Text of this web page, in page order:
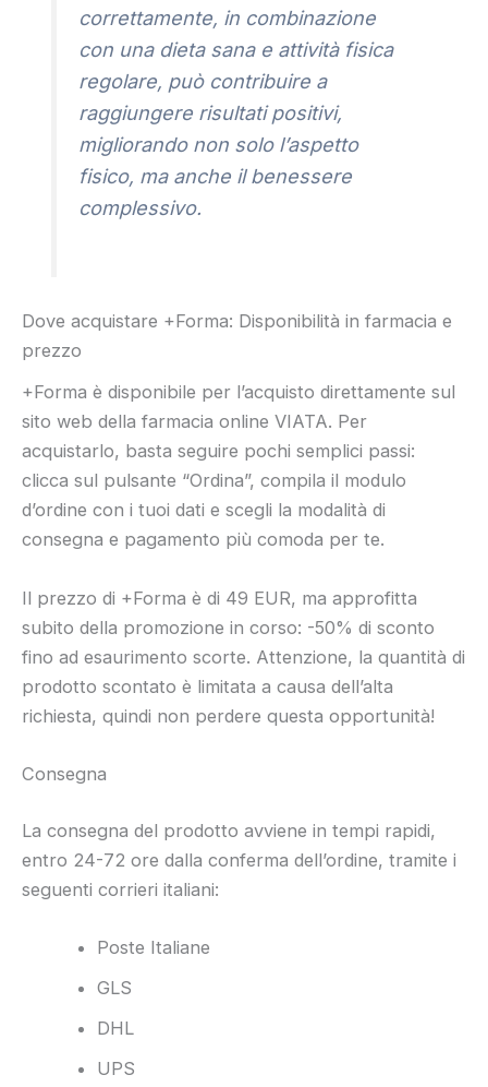
correttamente, in combinazione
con una dieta sana e attività fisica
regolare, può contribuire a
raggiungere risultati positivi,
migliorando non solo l’aspetto
fisico, ma anche il benessere
complessivo.
Dove acquistare +Forma: Disponibilità in farmacia e
prezzo
+Forma è disponibile per l’acquisto direttamente sul
sito web della farmacia online VIATA. Per
acquistarlo, basta seguire pochi semplici passi:
clicca sul pulsante “Ordina”, compila il modulo
d’ordine con i tuoi dati e scegli la modalità di
consegna e pagamento più comoda per te.
Il prezzo di +Forma è di 49 EUR, ma approfitta
subito della promozione in corso: -50% di sconto
fino ad esaurimento scorte. Attenzione, la quantità di
prodotto scontato è limitata a causa dell’alta
richiesta, quindi non perdere questa opportunità!
Consegna
La consegna del prodotto avviene in tempi rapidi,
entro 24-72 ore dalla conferma dell’ordine, tramite i
seguenti corrieri italiani:
Poste Italiane
GLS
DHL
UPS